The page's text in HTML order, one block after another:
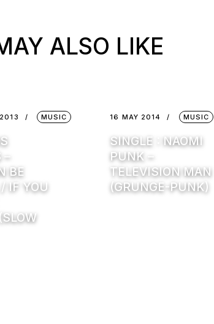
ALSO LIKE
MUSIC
–
BE
IF YOU
16 MAY 2014 MUSIC
SINGLE : NAOMI
PUNK –
TELEVISION MAN
(GRUNGE-PUNK)